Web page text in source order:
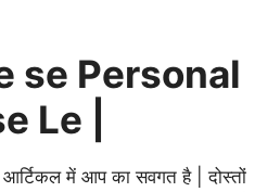
se Personal
Le |
में आप का सवगत है | दोस्तों